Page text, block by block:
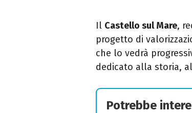
Il Castello sul Mare,
progetto di
che lo vedrà
dedicato alla storia,
Potrebbe